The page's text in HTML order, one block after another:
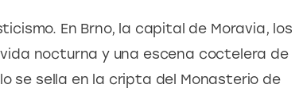
En Brno, la capital de Moravia, los
nocturna y una escena coctelera de
se sella en la cripta del Monasterio de